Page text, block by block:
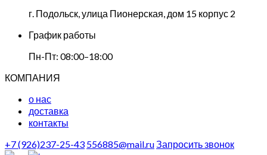
г. Подольск, улица Пионерская, дом 15 корпус 2
График работы
Пн-Пт: 08:00–18:00
КОМПАНИЯ
о нас
доставка
контакты
+7 (926)237-25-43 556885@mail.ruЗапросить звонок